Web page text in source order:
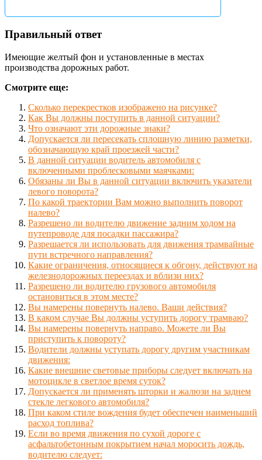
Правильный ответ
Имеющие желтый фон и установленные в местах
производства дорожных работ.
Смотрите еще:
Сколько перекрестков изображено на рисунке?
Как Вы должны поступить в данной ситуации?
Что означают эти дорожные знаки?
Допускается ли пересекать сплошную линию разметки,
обозначающую край проезжей части?
В данной ситуации водитель автомобиля с
включенными проблесковыми маячками:
Обязаны ли Вы в данной ситуации включить указатели
левого поворота?
По какой траектории Вам можно выполнить поворот
налево?
Разрешено ли водителю движение задним ходом на
путепроводе для посадки пассажира?
Разрешается ли использовать для движения трамвайные
пути встречного направления?
Какие ограничения, относящиеся к обгону, действуют на
железнодорожных переездах и вблизи них?
Разрешено ли водителю грузового автомобиля
остановиться в этом месте?
Вы намерены повернуть налево. Ваши действия?
В каком случае Вы должны уступить дорогу трамваю?
Вы намерены повернуть направо. Можете ли Вы
приступить к повороту?
Водители должны уступать дорогу другим участникам
движения:
Какие внешние световые приборы следует включать на
мотоцикле в светлое время суток?
Допускается ли применять шторки и жалюзи на заднем
стекле легкового автомобиля?
При каком стиле вождения будет обеспечен наименьший
расход топлива?
Если во время движения по сухой дороге с
асфальтобетонным покрытием начал моросить дождь,
водителю следует: